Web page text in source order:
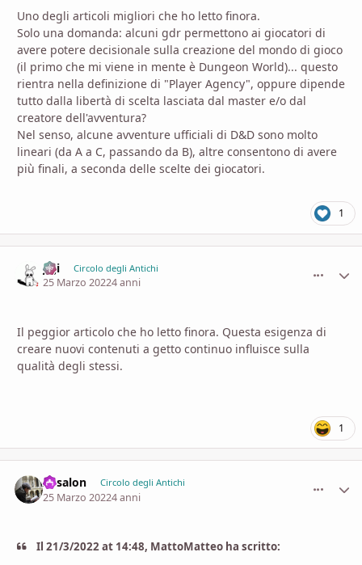
Uno degli articoli migliori che ho letto finora.
Solo una domanda: alcuni gdr permettono ai giocatori di
avere potere decisionale sulla creazione del mondo di gioco
(il primo che mi viene in mente è Dungeon World)... questo
rientra nella definizione di "Player Agency", oppure dipende
tutto dalla libertà di scelta lasciata dal master e/o dal
creatore dell'avventura?
Nel senso, alcune avventure ufficiali di D&D sono molto
lineari (da A a C, passando da B), altre consentono di avere
più finali, a seconda delle scelte dei giocatori.
1
Ji ji Circolo degli Antichi
25 Marzo 20224 anni
Il peggior articolo che ho letto finora. Questa esigenza di
creare nuovi contenuti a getto continuo influisce sulla
qualità degli stessi.
1
Assalon Circolo degli Antichi
25 Marzo 20224 anni
Il 21/3/2022 at 14:48, MattoMatteo ha scritto: